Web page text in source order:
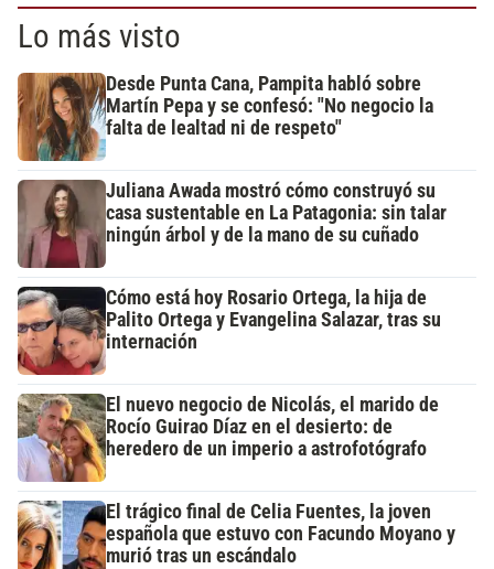
Lo más visto
Desde Punta Cana, Pampita habló sobre
Martín Pepa y se confesó: "No negocio la
falta de lealtad ni de respeto"
Juliana Awada mostró cómo construyó su
casa sustentable en La Patagonia: sin talar
ningún árbol y de la mano de su cuñado
Cómo está hoy Rosario Ortega, la hija de
Palito Ortega y Evangelina Salazar, tras su
internación
El nuevo negocio de Nicolás, el marido de
Rocío Guirao Díaz en el desierto: de
heredero de un imperio a astrofotógrafo
El trágico final de Celia Fuentes, la joven
española que estuvo con Facundo Moyano y
murió tras un escándalo